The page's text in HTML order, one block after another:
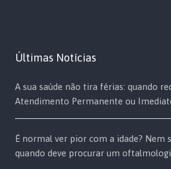
Últimas Notícias
A sua saúde não tira férias: quando
Atendimento Permanente ou
É normal ver pior com a idade? Nem
quando deve procurar um